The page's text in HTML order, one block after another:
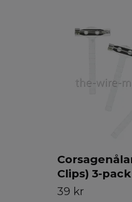
Clips) 3-pack
39 kr